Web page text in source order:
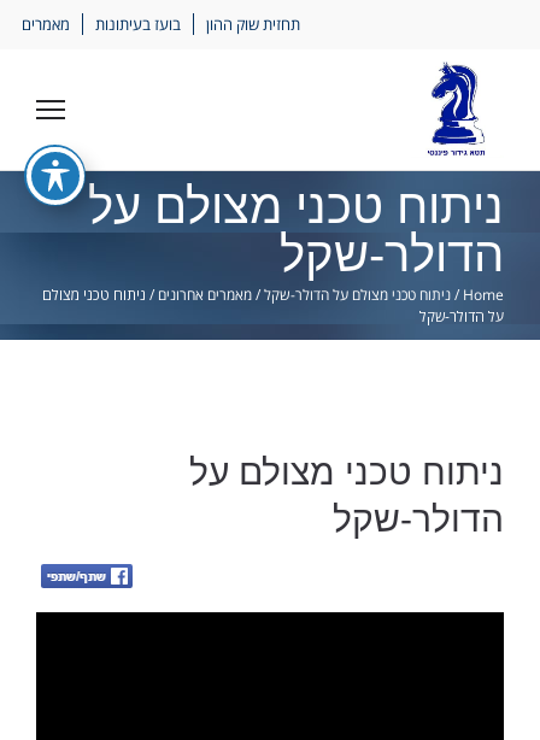
תחזית שוק ההון בועז בעיתונות מאמרים
ניתוח טכני מצולם על
הדולר-שקל
Home
/ניתוח טכני מצולם על הדולר-שקל/מאמרים אחרונים / ניתוח טכני מצולם
על הדולר-שקל
ניתוח טכני מצולם על
הדולר-שקל